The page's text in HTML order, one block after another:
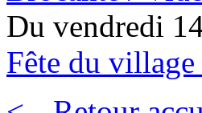
Du vendredi
Fête du village